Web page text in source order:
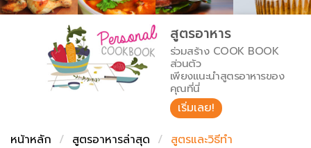
เปรียบเทียบหน่วยการตวง
เปรียบเทียบอุณหภูมิ
เปรียบเทียบน้ำหนักวัตถุดิบ
FoodPedia
สร้าง Cookbook
สูตรอาหาร
ร่วมสร้าง COOK BOOK
ส่วนตัว
เพียงแนะนำสูตรอาหารของ
คุณที่นี่
เริ่มเลย!
หน้าหลัก
สูตรอาหารล่าสุด สูตรและวิธีทำ